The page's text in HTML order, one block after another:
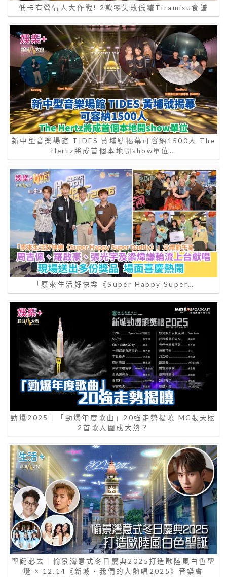
低卡有營情人大作戰! 2款零失敗低糖Tiramisu食譜
新中型音樂場館 TIDES 黃埔號揭幕可容納1500人 The
Hertz將成首個本地開show單位…
「原來生活好快樂《Super Happy Super…
勁爆2025｜「勁爆年度歌曲」20強走勢揭曉 MC張天賦
2首歌入圍成大熱？
聖誕必去｜愉景灣意式冬日慶典2025打造歐陸風白色聖
誕 × 12.14《新城‧我們的大熱唱2025》音樂會